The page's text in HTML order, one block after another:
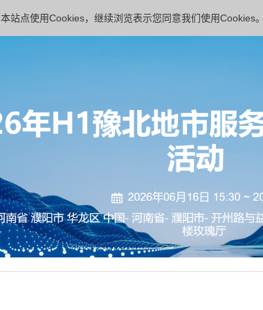
本站点使用Cookies，继续浏览表示您同意我们使用Cookies。